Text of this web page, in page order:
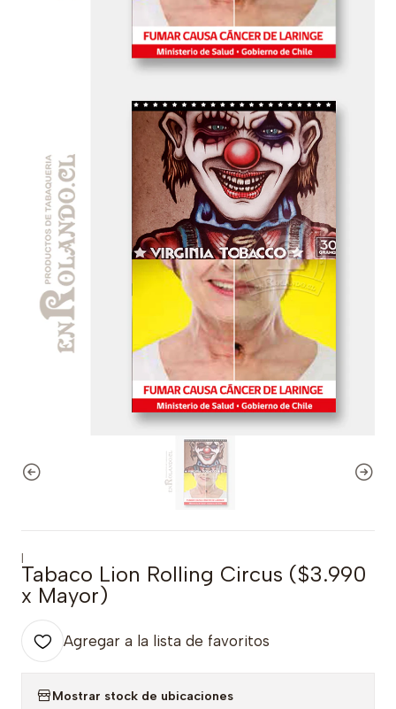
|
Tabaco Lion Rolling Circus ($3.990
x Mayor)
Agregar a la lista de favoritos
Mostrar stock de ubicaciones